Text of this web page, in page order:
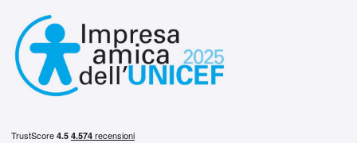
ET40 4x100
Foro centrale: 75mm
Esaurito
FONDMETAL 9rr Matt
ET40 4x100